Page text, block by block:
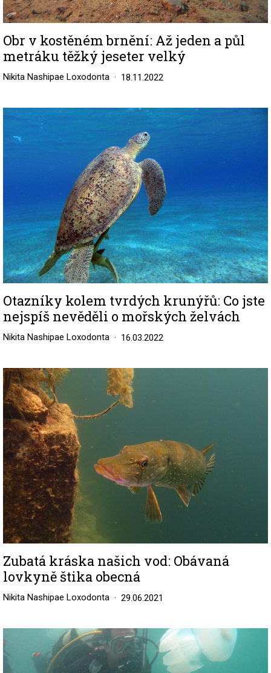
Obr v kostěném brnění: Až jeden a půl
metráku těžký jeseter velký
Nikita Nashipae Loxodonta 18.11.2022
Image
Otazníky kolem tvrdých krunýřů: Co jste
nejspíš nevěděli o mořských želvách
Nikita Nashipae Loxodonta 16.03.2022
Image
Zubatá kráska našich vod: Obávaná
lovkyně štika obecná
Nikita Nashipae Loxodonta 29.06.2021